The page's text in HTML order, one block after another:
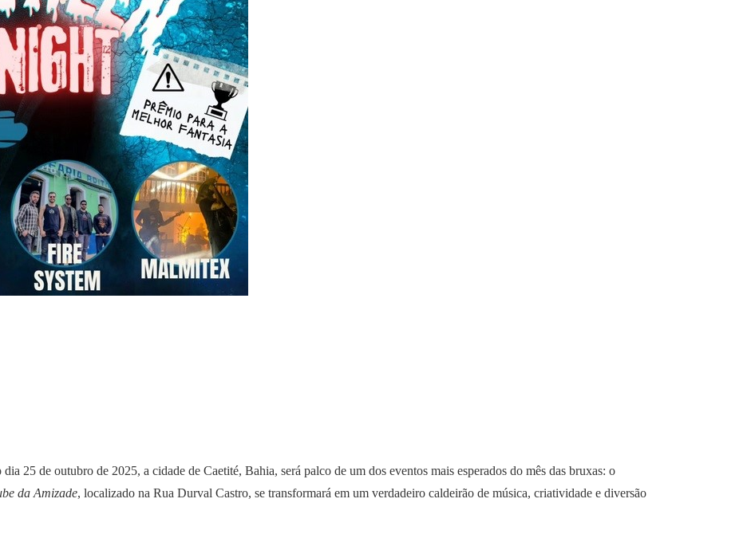
dia 25 de outubro de 2025, a cidade de Caetité, Bahia, será palco de um dos eventos mais esperados do mês das bruxas: o
da Amizade, localizado na Rua Durval Castro, se transformará em um verdadeiro caldeirão de música, criatividade e diversão